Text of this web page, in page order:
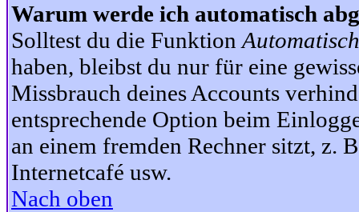
Warum werde ich automatisch
Solltest du die Funktion
haben, bleibst du nur für eine
Missbrauch deines Accounts
entsprechende Option beim
an einem fremden Rechner sitzt, z.
Internetcafé usw.
Nach oben